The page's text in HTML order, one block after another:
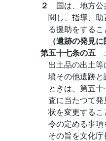
２ 国は、地方
関し、指導、
る援助をするこ
（遺跡の発見
第五十七条の五
出土品の出土
墳その他遺跡
ときは、第五
査に当たつて
状を変更する
令の定める事項
その旨を文化